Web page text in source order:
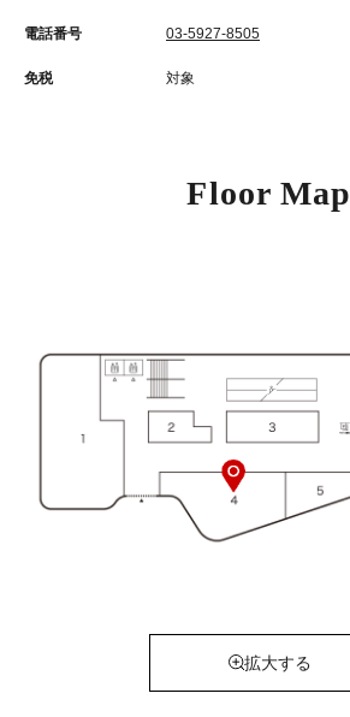
電話番号 03-5927-8505
免税 対象
Floor Map
拡大する